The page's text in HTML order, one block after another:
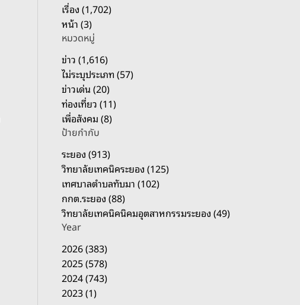
สำ
ห
รั
บ
:
เรื่อง (1,702)
หน้า (3)
หมวดหมู่
ข่าว (1,616)
ไม่ระบุประเภท (57)
ข่าวเด่น (20)
ท่องเที่ยว (11)
เพื่อสังคม (8)
ป้ายกำกับ
ระยอง (913)
วิทยาลัยเทคนิคระยอง (125)
เทศบาลตำบลทับมา (102)
กกต.ระยอง (88)
วิทยาลัยเทคนิคนิคมอุตสาหกรรมระยอง (49)
Year
2026 (383)
2025 (578)
2024 (743)
2023 (1)